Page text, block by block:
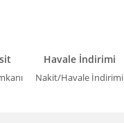
Havale İndirimi
Nakit/Havale İndirimi